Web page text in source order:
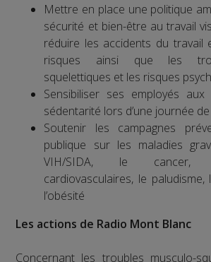
Mettre en place une politique
sécurité et bien-être au travail
réduire les accidents du travail
risques ainsi que les
squelettiques et les risques
Sensibiliser ses employés
sédentarité lors d’une journée
Soutenir les campagnes
publique sur les maladies
VIH/SIDA, le cancer,
cardiovasculaires, le
l’obésité
Les actions de Radio Mont Blanc
Concernant les troubles musculo-